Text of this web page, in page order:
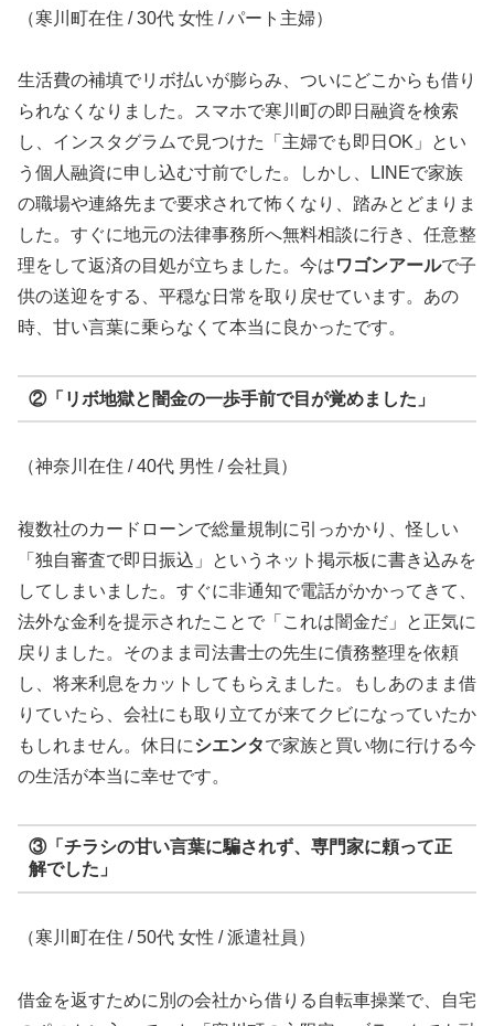
（寒川町在住 / 30代 女性 / パート主婦）
生活費の補填でリボ払いが膨らみ、ついにどこからも借り
られなくなりました。スマホで寒川町の即日融資を検索
し、インスタグラムで見つけた「主婦でも即日OK」とい
う個人融資に申し込む寸前でした。しかし、LINEで家族
の職場や連絡先まで要求されて怖くなり、踏みとどまりま
した。すぐに地元の法律事務所へ無料相談に行き、任意整
理をして返済の目処が立ちました。今はワゴンアールで子
供の送迎をする、平穏な日常を取り戻せています。あの
時、甘い言葉に乗らなくて本当に良かったです。
②「リボ地獄と闇金の一歩手前で目が覚めました」
（神奈川在住 / 40代 男性 / 会社員）
複数社のカードローンで総量規制に引っかかり、怪しい
「独自審査で即日振込」というネット掲示板に書き込みを
してしまいました。すぐに非通知で電話がかかってきて、
法外な金利を提示されたことで「これは闇金だ」と正気に
戻りました。そのまま司法書士の先生に債務整理を依頼
し、将来利息をカットしてもらえました。もしあのまま借
りていたら、会社にも取り立てが来てクビになっていたか
もしれません。休日にシエンタで家族と買い物に行ける今
の生活が本当に幸せです。
③「チラシの甘い言葉に騙されず、専門家に頼って正
解でした」
（寒川町在住 / 50代 女性 / 派遣社員）
借金を返すために別の会社から借りる自転車操業で、自宅